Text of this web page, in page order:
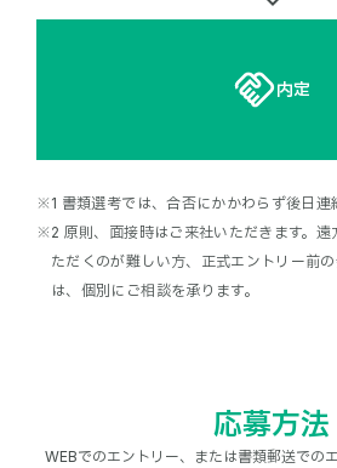
内定
1 書類選考では、合否にかかわらず後日連
2 原則、面接時はご来社いただきます。
ただくのが難しい方、正式エントリー前
は、個別にご相談を承ります。
応募方法
WEBでのエントリー、または書類郵送での